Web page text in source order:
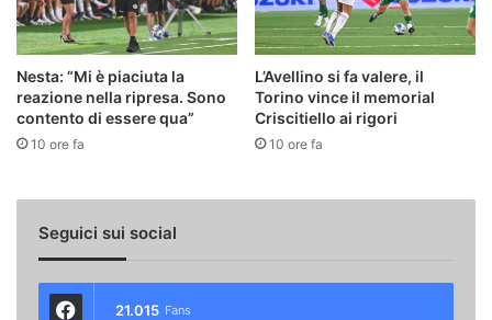
Nesta: “Mi è piaciuta la
reazione nella ripresa. Sono
contento di essere qua”
10 ore fa
L’Avellino si fa valere, il
Torino vince il memorial
Criscitiello ai rigori
10 ore fa
Seguici sui social
21.015 Fans